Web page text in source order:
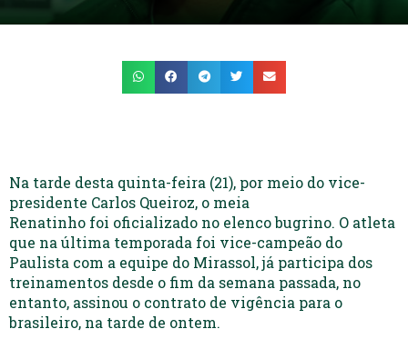
Na tarde desta quinta-feira (21), por meio do vice-
presidente Carlos Queiroz, o meia
Renatinho foi oficializado no elenco bugrino. O atleta
que na última temporada foi vice-campeão do
Paulista com a equipe do Mirassol, já participa dos
treinamentos desde o fim da semana passada, no
entanto, assinou o contrato de vigência para o
brasileiro, na tarde de ontem.